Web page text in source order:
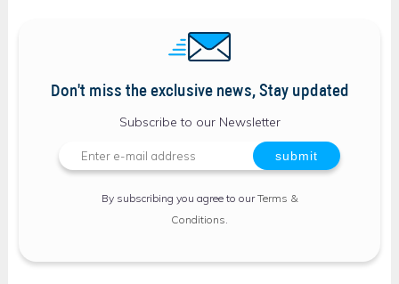
Don't miss the exclusive news, Stay updated
Subscribe to our Newsletter
By subscribing you agree to ourTerms &
Conditions